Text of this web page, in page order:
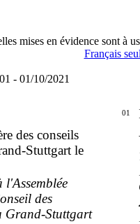
mises en évidence sont à
Français
- 01/10/2021
des conseils
-Stuttgart le
l'Assemblée
des
Grand-Stuttgart
01